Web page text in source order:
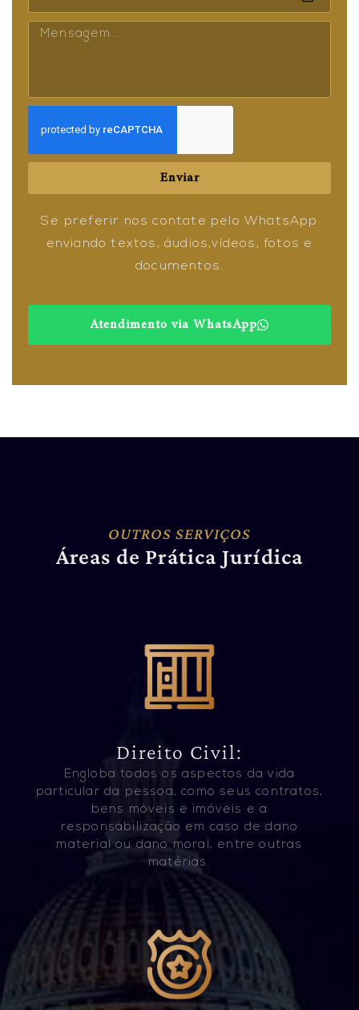
Enviar
Se preferir nos contate pelo WhatsApp
enviando textos, áudios,vídeos, fotos e
documentos.
Atendimento via WhatsApp
OUTROS SERVIÇOS
Áreas de Prática Jurídica
Direito Civil:
Engloba todos os aspectos da vida
particular da pessoa, como seus contratos,
bens móveis e imóveis e a
responsabilização em caso de dano
material ou dano moral, entre outras
matérias.